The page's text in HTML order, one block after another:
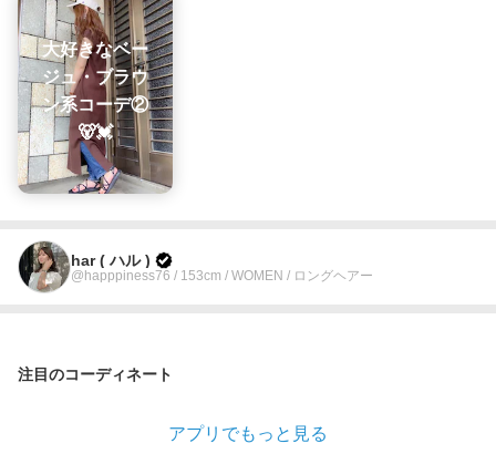
大好きなベー
ジュ・ブラウ
ン系コーデ②
🐻💓
har ( ハル )
@happpiness76 / 153cm / WOMEN / ロングヘアー
注目のコーディネート
アプリでもっと見る